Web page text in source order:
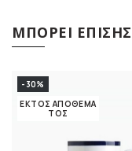
ΜΠΟΡΕΊ
-30%
ΕΚΤΌΣ ΑΠΟΘΈΜΑ
ΤΟΣ